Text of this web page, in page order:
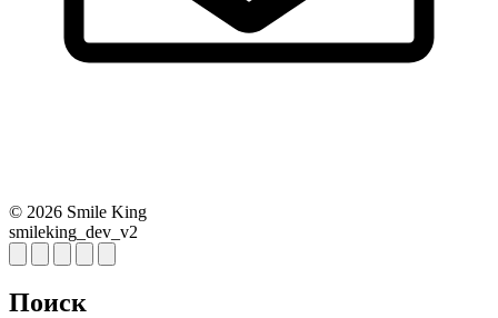
© 2026 Smile King
smileking_dev_v2
Поиск